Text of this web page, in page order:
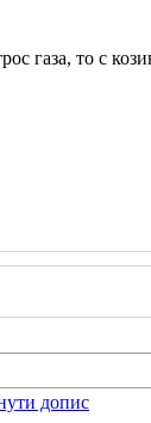
газа, то с